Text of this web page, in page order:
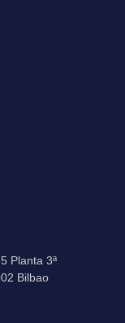
Planta 3ª
Bilbao